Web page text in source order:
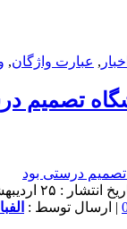
, عبارت واژگان,
تصمیم
| ارسال توسط :